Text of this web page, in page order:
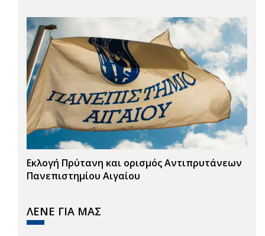
Εκλογή Πρύτανη και ορισμός Αντιπρυτάνεων
Πανεπιστημίου Αιγαίου
ΛΕΝΕ ΓΙΑ ΜΑΣ